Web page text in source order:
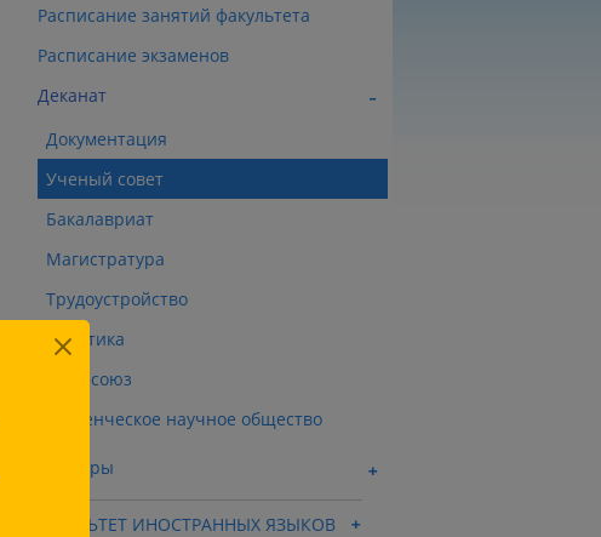
Расписание занятий факультета
Расписание экзаменов
Деканат
Документация
Ученый совет
Бакалавриат
Магистратура
Трудоустройство
Практика
Профсоюз
Студенческое научное общество
Кафедры
ФАКУЛЬТЕТ ИНОСТРАННЫХ ЯЗЫКОВ